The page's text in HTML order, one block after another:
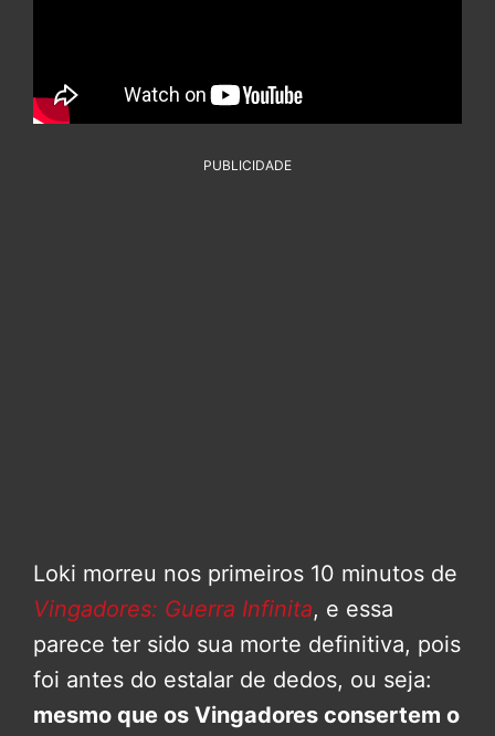
PUBLICIDADE
Loki morreu nos primeiros 10 minutos de
Vingadores: Guerra Infinita, e essa
parece ter sido sua morte definitiva, pois
foi antes do estalar de dedos, ou seja:
mesmo que os Vingadores consertem o